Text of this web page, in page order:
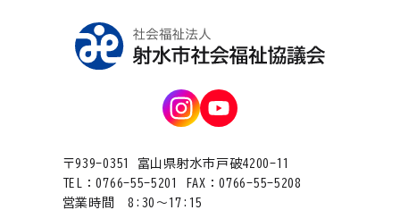
〒939-0351 富山県射水市戸破4200-11
TEL：0766-55-5201 FAX：0766-55-5208
営業時間 8:30〜17:15